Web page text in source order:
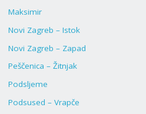
Maksimir
Novi Zagreb – Istok
Novi Zagreb – Zapad
Peščenica – Žitnjak
Podsljeme
Podsused – Vrapče